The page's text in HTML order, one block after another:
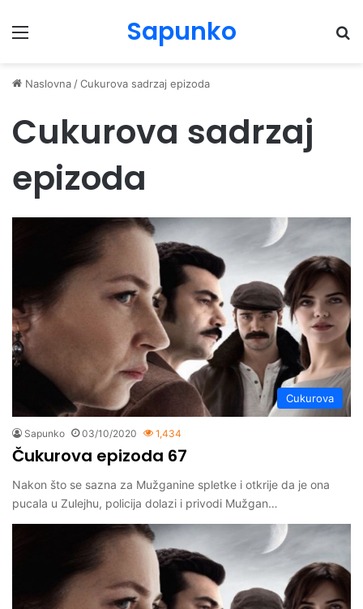
Menu Sapunko
Naslovna /Cukurova sadrzaj epizoda
Cukurova sadrzaj
epizoda
Cukurova
Sapunko 03/10/2020 1,434
Čukurova epizoda 67
Nakon što se sazna za Mužganine spletke i otkrije da je ona
pucala u Zulejhu, policija dolazi i privodi Mužgan…